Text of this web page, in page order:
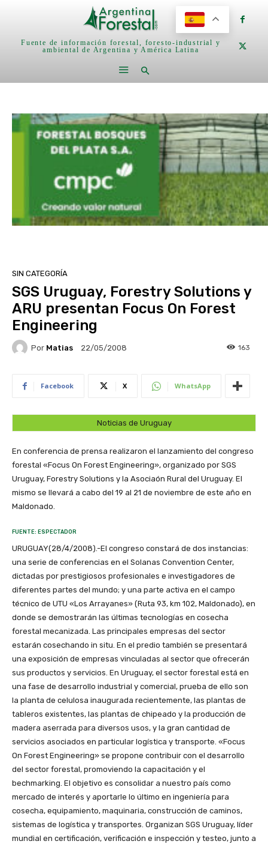
Fuente de información forestal, foresto-industrial y
ambiental de Argentina y América Latina
SIN CATEGORÍA
SGS Uruguay, Forestry Solutions y
ARU presentan Focus On Forest
Engineering
Por Matias 22/05/2008 163
Facebook X WhatsApp
Noticias de Uruguay
En conferencia de prensa realizaron el lanzamiento del congreso
forestal «Focus On Forest Engineering», organizado por SGS
Uruguay, Forestry Solutions y la Asociaón Rural del Uruguay. El
mismo se llevará a cabo del 19 al 21 de noviembre de este año en
Maldonado.
FUENTE: ESPECTADOR
URUGUAY(28/4/2008).-El congreso constará de dos instancias:
una serie de conferencias en el Solanas Convention Center,
dictadas por prestigiosos profesionales e investigadores de
diferentes partes del mundo; y una parte activa en el campo
técnico de UTU «Los Arrayanes» (Ruta 93, km 102, Maldonado), en
donde se demostrarán las últimas tecnologías en cosecha
forestal mecanizada. Las principales empresas del sector
estarán cosechando in situ. En el predio también se presentará
una exposición de empresas vinculadas al sector que ofrecerán
sus productos y servicios. En Uruguay, el sector forestal está en
una fase de desarrollo industrial y comercial, prueba de ello son
la planta de celulosa inaugurada recientemente, las plantas de
tableros existentes, las plantas de chipeado y la producción de
madera aserrada para diversos usos, y la gran cantidad de
servicios asociados en particular logística y transporte. «Focus
On Forest Engineering» se propone contribuir con el desarrollo
del sector forestal, promoviendo la capacitación y el
bechmarking. El objetivo es consolidar a nuestro país como
mercado de interés y aportarle lo último en ingeniería para
cosecha, equipamiento, maquinaria, construcción de caminos,
sistemas de logística y transportes. Organizan SGS Uruguay, líder
mundial en certificación, verificación e inspección y testeo, junto a